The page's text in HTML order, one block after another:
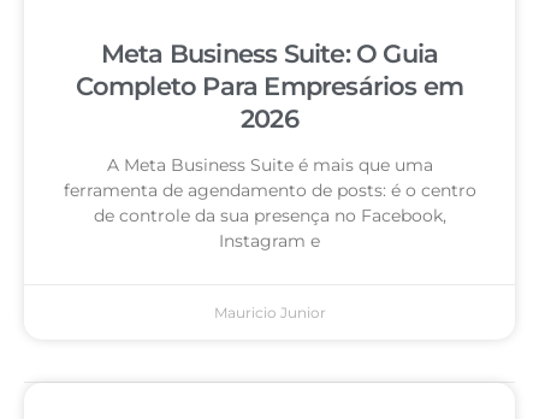
Meta Business Suite: O Guia
Completo Para Empresários em
2026
A Meta Business Suite é mais que uma
ferramenta de agendamento de posts: é o centro
de controle da sua presença no Facebook,
Instagram e
Mauricio Junior